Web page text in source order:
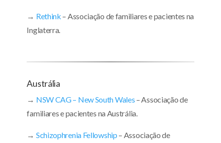
→ Rethink – Associação de familiares e pacientes na
Inglaterra.
Austrália
→ NSW CAG – New South Wales – Associação de
familiares e pacientes na Austrália.
→ Schizophrenia Fellowship – Associação de